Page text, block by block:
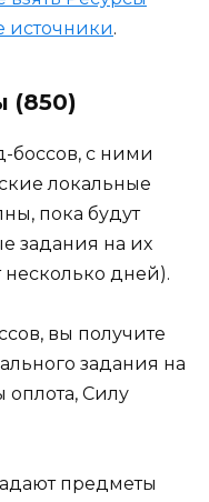
источники.
(850)
боссов, с ними
локальные
пока будут
задания на их
дней).
вы получите
задания на
оплота, Силу
предметы